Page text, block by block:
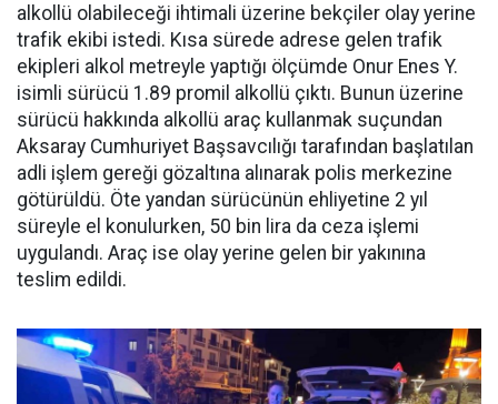
alkollü olabileceği ihtimali üzerine bekçiler olay yerine
trafik ekibi istedi. Kısa sürede adrese gelen trafik
ekipleri alkol metreyle yaptığı ölçümde Onur Enes Y.
isimli sürücü 1.89 promil alkollü çıktı. Bunun üzerine
sürücü hakkında alkollü araç kullanmak suçundan
Aksaray Cumhuriyet Başsavcılığı tarafından başlatılan
adli işlem gereği gözaltına alınarak polis merkezine
götürüldü. Öte yandan sürücünün ehliyetine 2 yıl
süreyle el konulurken, 50 bin lira da ceza işlemi
uygulandı. Araç ise olay yerine gelen bir yakınına
teslim edildi.